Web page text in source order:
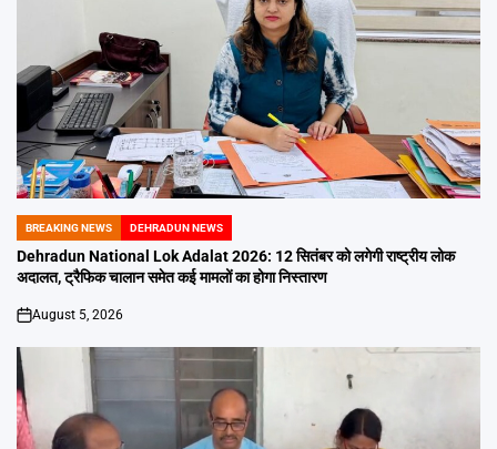
POSTED
IN
BREAKING NEWS DEHRADUN NEWS
Dehradun National Lok Adalat 2026: 12 सितंबर को लगेगी राष्ट्रीय लोक
अदालत, ट्रैफिक चालान समेत कई मामलों का होगा निस्तारण
on
August 5, 2026